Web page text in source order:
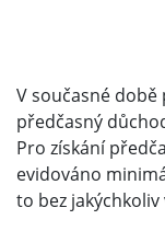
V současné
předčasný
Pro získání
evidováno
to bez jakýchkoliv